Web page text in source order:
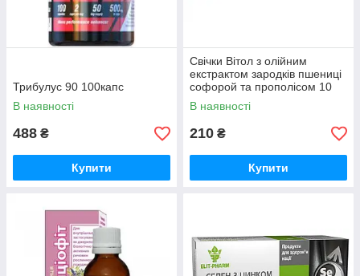
Трибулус 90 100капс
В наявності
488 ₴
Купити
Свічки Вітол з олійним
екстрактом зародків пшениці
софорой та прополісом 10
шт
В наявності
210 ₴
Купити